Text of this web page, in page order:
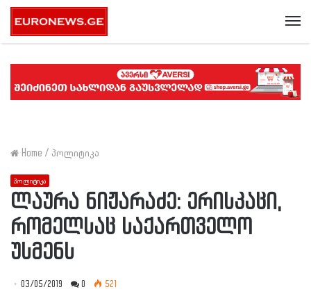
Home / პოლიტიკა
პოლიტიკა
ლაურა ნიჟარაძე: ერისკაცი,
რომელსაც საქართველო
უსმენს
03/05/2019 0 521